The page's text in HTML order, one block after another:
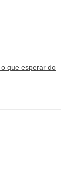
que esperar do